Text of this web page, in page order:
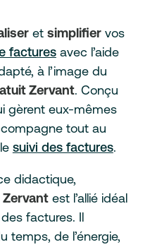
et simplifiervos
facturesavec l’aide
à l’image du
Zervant. Conçu
gèrent eux-mêmes
tout au
suivi des factures.
didactique,
Zervantest l’allié idéal
factures. Il
temps, de l’énergie,